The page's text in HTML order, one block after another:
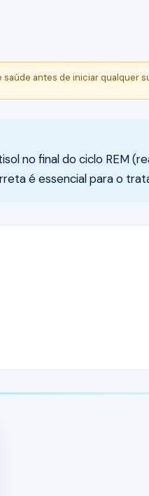
antes de iniciar qualquer
no final do ciclo REM
é essencial para o